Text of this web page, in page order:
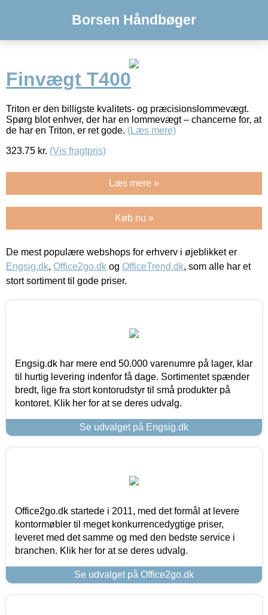
Borsen Håndbøger
Finvægt T400
Triton er den billigste kvalitets- og præcisionslommevægt.
Spørg blot enhver, der har en lommevægt – chancerne for, at
de har en Triton, er ret gode. (Læs mere)
323.75 kr. (Vis fragtpris)
Læs mere »
Køb nu »
De mest populære webshops for erhverv i øjeblikket er
Engsig.dk, Office2go.dk og OfficeTrend.dk, som alle har et
stort sortiment til gode priser.
Engsig.dk har mere end 50.000 varenumre på lager, klar
til hurtig levering indenfor få dage. Sortimentet spænder
bredt, lige fra stort kontorudstyr til små produkter på
kontoret. Klik her for at se deres udvalg.
Se udvalget på Engsig.dk
Office2go.dk startede i 2011, med det formål at levere
kontormøbler til meget konkurrencedygtige priser,
leveret med det samme og med den bedste service i
branchen. Klik her for at se deres udvalg.
Se udvalget på Office2go.dk